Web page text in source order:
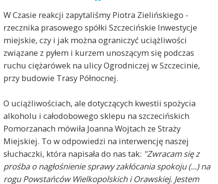
W Czasie reakcji zapytaliśmy Piotra Zielińskiego -
rzecznika prasowego spółki Szczecińskie Inwestycje
miejskie, czy i jak można ograniczyć uciążliwości
związane z pyłem i kurzem unoszącym się podczas
ruchu ciężarówek na ulicy Ogrodniczej w Szczecinie,
przy budowie Trasy Północnej.
O uciążliwościach, ale dotyczących kwestii spożycia
alkoholu i całodobowego sklepu na szczecińskich
Pomorzanach mówiła Joanna Wojtach ze Straży
Miejskiej. To w odpowiedzi na interwencję naszej
słuchaczki, która napisała do nas tak: "Zwracam się z
prośba o nagłośnienie sprawy zakłócania spokoju (...) na
rogu Powstańców Wielkopolskich i Orawskiej. Jestem